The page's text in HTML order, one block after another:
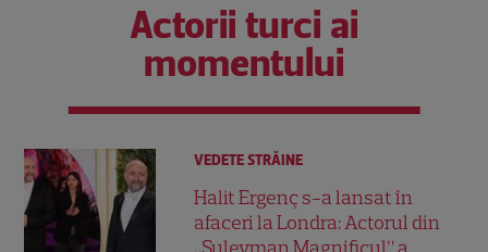
Actorii turci ai
momentului
VEDETE STRĂINE
Halit Ergenç s-a lansat în
afaceri la Londra: Actorul din